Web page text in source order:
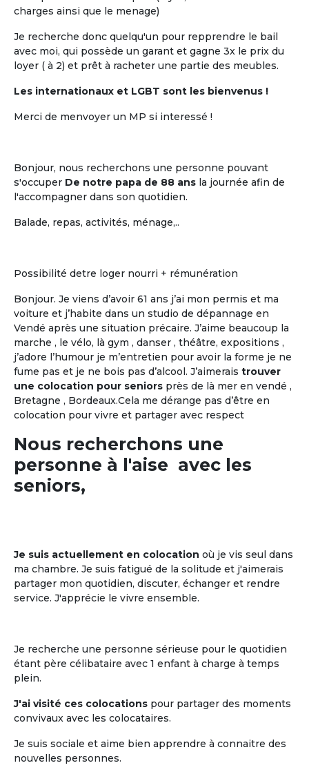
charges ainsi que le menage)
Je recherche donc quelqu'un pour repprendre le bail
avec moi, qui possède un garant et gagne 3x le prix du
loyer ( à 2) et prêt à racheter une partie des meubles.
Les internationaux et LGBT sont les bienvenus !
Merci de menvoyer un MP si interessé !
Bonjour, nous recherchons une personne pouvant
s'occuper De notre papa de 88 ans la journée afin de
l'accompagner dans son quotidien.
Balade, repas, activités, ménage,..
Possibilité detre loger nourri + rémunération
Bonjour. Je viens d’avoir 61 ans j’ai mon permis et ma
voiture et j’habite dans un studio de dépannage en
Vendé après une situation précaire. J’aime beaucoup la
marche , le vélo, là gym , danser , théâtre, expositions ,
j’adore l’humour je m’entretien pour avoir la forme je ne
fume pas et je ne bois pas d’alcool. J’aimerais trouver
une colocation pour seniors près de là mer en vendé ,
Bretagne , Bordeaux.Cela me dérange pas d’être en
colocation pour vivre et partager avec respect
Nous recherchons une
personne à l'aise avec les
seniors,
Je suis actuellement en colocation où je vis seul dans
ma chambre. Je suis fatigué de la solitude et j'aimerais
partager mon quotidien, discuter, échanger et rendre
service. J'apprécie le vivre ensemble.
Je recherche une personne sérieuse pour le quotidien
étant père célibataire avec 1 enfant à charge à temps
plein.
J'ai visité ces colocations pour partager des moments
convivaux avec les colocataires.
Je suis sociale et aime bien apprendre à connaitre des
nouvelles personnes.